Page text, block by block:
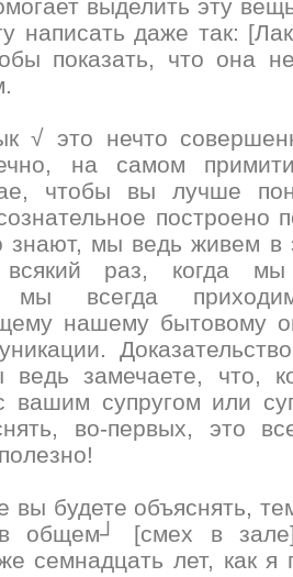
выделить эту
написать даже так:
показать, что она
√ это нечто
на самом
чтобы вы лучше
построено
знают, мы ведь живем в
всякий раз, когда
мы всегда
нашему бытовому
ведь замечаете, что,
вашим супругом или
во-первых, это
вы будете объяснять,
общем┘ [смех в
семнадцать лет, как я